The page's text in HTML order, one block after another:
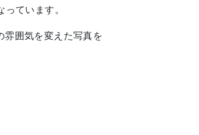
ています。
雰囲気を変えた写真を